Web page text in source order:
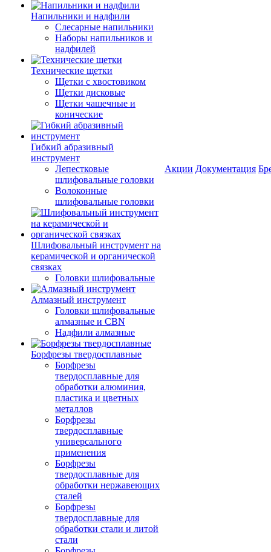
Напильники и надфили
Слесарные напильники
Наборы напильников и
надфилей
Технические щетки
Щетки с хвостовиком
Щетки дисковые
Щетки чашечные и
конические
Гибкий абразивный
инструмент
Лепестковые
шлифовальные головки
Волоконные
шлифовальные головки
Шлифовальный инструмент на
керамической и органической
связках
Головки шлифовальные
Алмазный инструмент
Головки шлифовальные
алмазные и CBN
Надфили алмазные
Борфрезы твердосплавные
Борфрезы
твердосплавные для
обработки алюминия,
пластика и цветных
металлов
Борфрезы
твердосплавные
универсального
применения
Борфрезы
твердосплавные для
обработки нержавеющих
сталей
Борфрезы
твердосплавные для
обработки стали и литой
стали
Акции Документация